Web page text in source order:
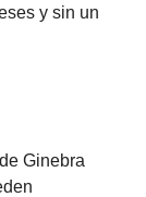
y sin un
Ginebra